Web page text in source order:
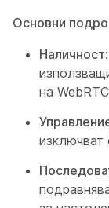
Основни
Наличност:
на
изключват